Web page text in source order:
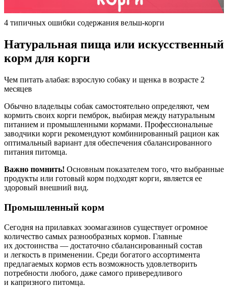
4 типичных ошибки содержания вельш-корги
Натуральная пища или искусственный
корм для корги
Чем питать алабая: взрослую собаку и щенка в возрасте 2
месяцев
Обычно владельцы собак самостоятельно определяют, чем
кормить своих корги пемброк, выбирая между натуральным
питанием и промышленными кормами. Профессиональные
заводчики корги рекомендуют комбинированный рацион как
оптимальный вариант для обеспечения сбалансированного
питания питомца.
Важно помнить! Основным показателем того, что выбранные
продукты или готовый корм подходят корги, является ее
здоровый внешний вид.
Промышленный корм
Сегодня на прилавках зоомагазинов существует огромное
количество самых разнообразных кормов. Главные
их достоинства — достаточно сбалансированный состав
и легкость в применении. Среди богатого ассортимента
предлагаемых кормов есть возможность удовлетворить
потребности любого, даже самого привередливого
и капризного питомца.